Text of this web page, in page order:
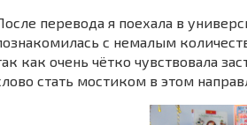
перевода я поехала в
с немалым
как очень чётко чувствовала
стать мостиком в этом